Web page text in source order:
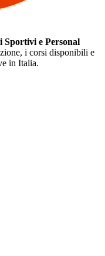
Sportivi e Personal
i corsi disponibili e
in Italia.